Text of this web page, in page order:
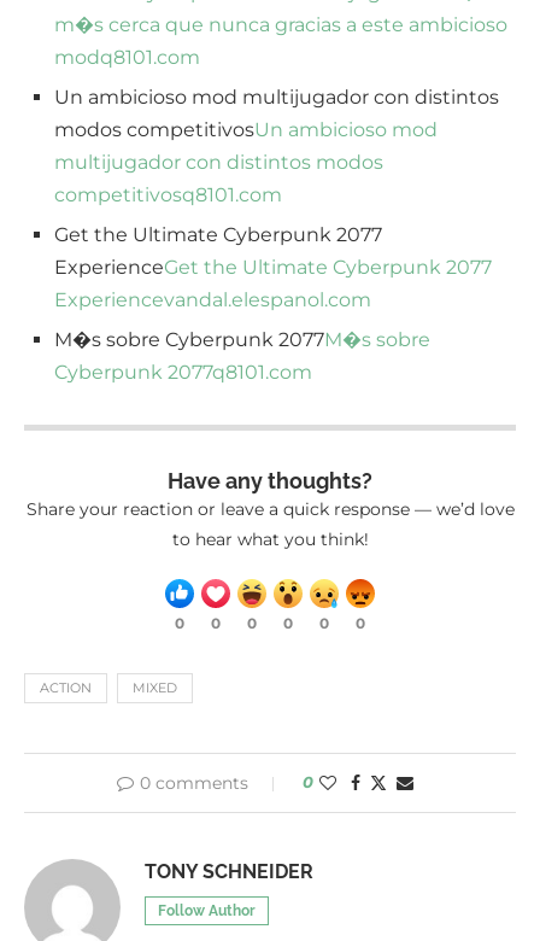
m�s cerca que nunca gracias a este ambicioso
modq8101.com
Un ambicioso mod multijugador con distintos
modos competitivosUn ambicioso mod
multijugador con distintos modos
competitivosq8101.com
Get the Ultimate Cyberpunk 2077
ExperienceGet the Ultimate Cyberpunk 2077
Experiencevandal.elespanol.com
M�s sobre Cyberpunk 2077M�s sobre
Cyberpunk 2077q8101.com
Have any thoughts?
Share your reaction or leave a quick response — we’d love
to hear what you think!
0 0 0 0 0 0
ACTION MIXED
0 comments 0
TONY SCHNEIDER
Follow Author